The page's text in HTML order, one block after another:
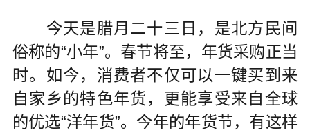
今天是腊月二十三日，是北方民间
俗称的“小年”。春节将至，年货采购正当
时。如今，消费者不仅可以一键买到来
自家乡的特色年货，更能享受来自全球
的优选“洋年货”。今年的年货节，有这样